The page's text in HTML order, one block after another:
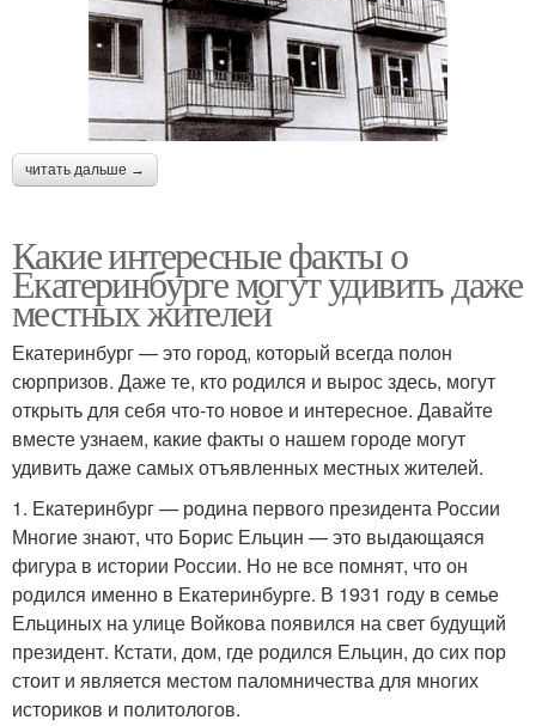
читать дальше →
Какие интересные факты о
Екатеринбурге могут удивить даже
местных жителей
Екатеринбург — это город, который всегда полон
сюрпризов. Даже те, кто родился и вырос здесь, могут
открыть для себя что-то новое и интересное. Давайте
вместе узнаем, какие факты о нашем городе могут
удивить даже самых отъявленных местных жителей.
1. Екатеринбург — родина первого президента России
Многие знают, что Борис Ельцин — это выдающаяся
фигура в истории России. Но не все помнят, что он
родился именно в Екатеринбурге. В 1931 году в семье
Ельциных на улице Войкова появился на свет будущий
президент. Кстати, дом, где родился Ельцин, до сих пор
стоит и является местом паломничества для многих
историков и политологов.